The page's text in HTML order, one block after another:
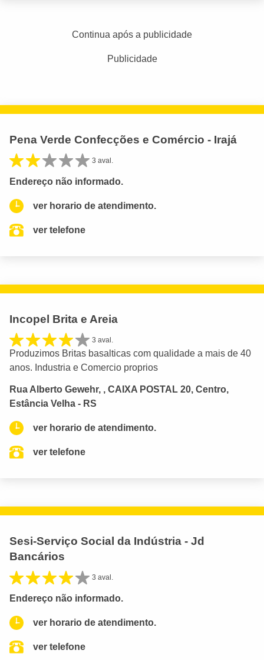
Continua após a publicidade
Publicidade
Pena Verde Confecções e Comércio - Irajá
3 aval.
Endereço não informado.
ver horario de atendimento.
ver telefone
Incopel Brita e Areia
3 aval.
Produzimos Britas basalticas com qualidade a mais de 40
anos. Industria e Comercio proprios
Rua Alberto Gewehr, , CAIXA POSTAL 20, Centro,
Estância Velha - RS
ver horario de atendimento.
ver telefone
Sesi-Serviço Social da Indústria - Jd
Bancários
3 aval.
Endereço não informado.
ver horario de atendimento.
ver telefone